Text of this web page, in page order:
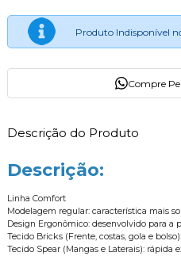
Produto Indisponível
Compre
Descrição do Produto
Descrição:
Linha Comfort
Modelagem regular: característica mais
Design Ergonômico: desenvolvido para a
Tecido Bricks (Frente, costas, gola e
Tecido Spear (Mangas e Laterais): rápida